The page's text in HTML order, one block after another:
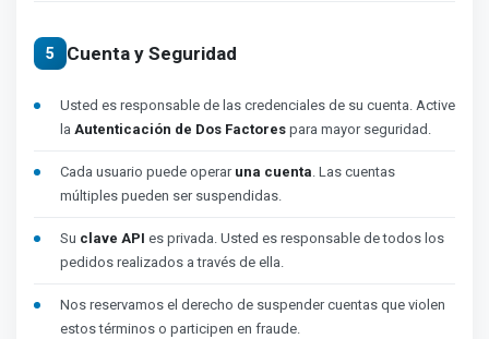
5 Cuenta y Seguridad
Usted es responsable de las credenciales de su cuenta. Active
la Autenticación de Dos Factores para mayor seguridad.
Cada usuario puede operar una cuenta. Las cuentas
múltiples pueden ser suspendidas.
Su clave API es privada. Usted es responsable de todos los
pedidos realizados a través de ella.
Nos reservamos el derecho de suspender cuentas que violen
estos términos o participen en fraude.